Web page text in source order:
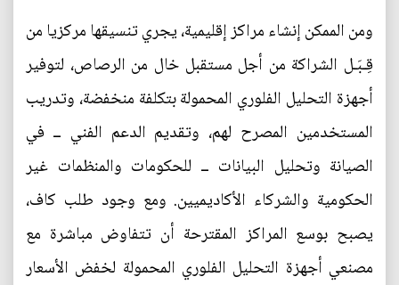
ومن الممكن إنشاء مراكز إقليمية، يجري تنسيقها مركزيا من
قِـبَـل الشراكة من أجل مستقبل خال من الرصاص، لتوفير
أجهزة التحليل الفلوري المحمولة بتكلفة منخفضة، وتدريب
المستخدمين المصرح لهم، وتقديم الدعم الفني ــ في
الصيانة وتحليل البيانات ــ للحكومات والمنظمات غير
الحكومية والشركاء الأكاديميين. ومع وجود طلب كاف،
يصبح بوسع المراكز المقترحة أن تتفاوض مباشرة مع
مصنعي أجهزة التحليل الفلوري المحمولة لخفض الأسعار